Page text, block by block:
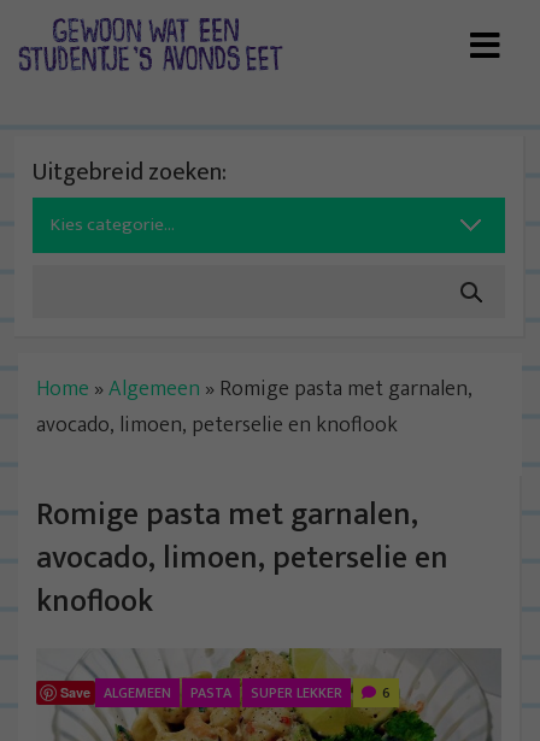
Uitgebreid zoeken:
Search
for:
Home »Algemeen » Romige pasta met garnalen,
avocado, limoen, peterselie en knoflook
Romige pasta met garnalen,
avocado, limoen, peterselie en
knoflook
Save ALGEMEEN PASTA SUPER LEKKER 6